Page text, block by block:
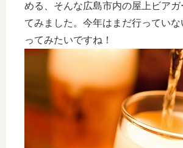
める、そんな広島市内の屋上ビア
てみました。今年はまだ行ってい
ってみたいですね！